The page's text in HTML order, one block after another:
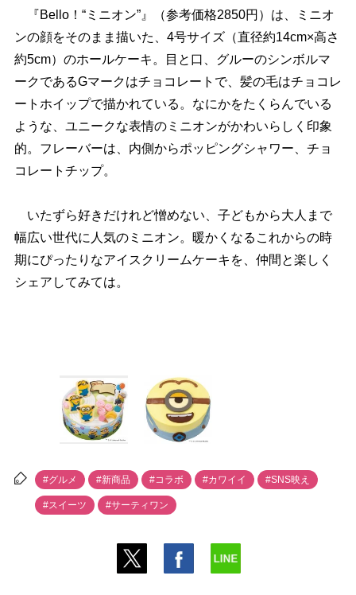
『Bello！“ミニオン”』（参考価格2850円）は、ミニオ
ンの顔をそのまま描いた、4号サイズ（直径約14cm×高さ
約5cm）のホールケーキ。目と口、グルーのシンボルマ
ークであるGマークはチョコレートで、髪の毛はチョコレ
ートホイップで描かれている。なにかをたくらんでいる
ような、ユニークな表情のミニオンがかわいらしく印象
的。フレーバーは、内側からポッピングシャワー、チョ
コレートチップ。
いたずら好きだけれど憎めない、子どもから大人まで
幅広い世代に人気のミニオン。暖かくなるこれからの時
期にぴったりなアイスクリームケーキを、仲間と楽しく
シェアしてみては。
#グルメ #新商品 #コラボ #カワイイ #SNS映え
#スイーツ #サーティワン